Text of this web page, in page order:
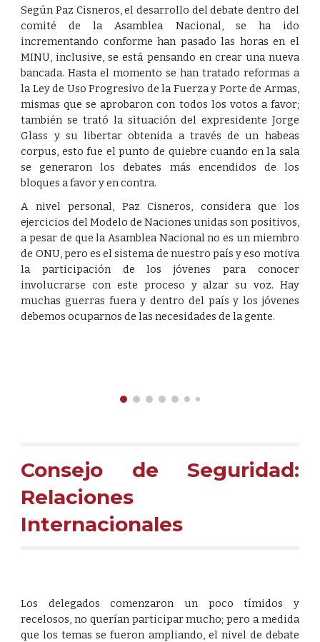
Según Paz Cisneros, el desarrollo del debate dentro del
comité de la Asamblea Nacional, se ha ido
incrementando conforme han pasado las horas en el
MINU, inclusive, se está pensando en crear una nueva
bancada. Hasta el momento se han tratado reformas a
la Ley de Uso Progresivo de la Fuerza y Porte de Armas,
mismas que se aprobaron con todos los votos a favor;
también se trató la situación del expresidente Jorge
Glass y su libertar obtenida a través de un habeas
corpus, esto fue el punto de quiebre cuando en la sala
se generaron los debates más encendidos de los
bloques a favor y en contra.
A nivel personal, Paz Cisneros, considera que los
ejercicios del Modelo de Naciones unidas son positivos,
a pesar de que la Asamblea Nacional no es un miembro
de ONU, pero es el sistema de nuestro país y eso motiva
la participación de los jóvenes para conocer
involucrarse con este proceso y alzar su voz. Hay
muchas guerras fuera y dentro del país y los jóvenes
debemos ocuparnos de las necesidades de la gente.
Consejo de Seguridad:
Relaciones
Internacionales
Los delegados comenzaron un poco tímidos y
recelosos, no querían participar mucho; pero a medida
que los temas se fueron ampliando, el nivel de debate